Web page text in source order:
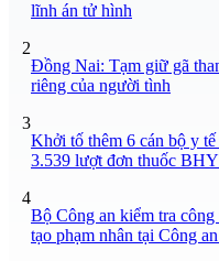
lĩnh án tử hình
2
Đồng Nai: Tạm giữ gã
riêng của người tình
3
Khởi tố thêm 6 cán bộ y
3.539 lượt đơn thuốc
4
Bộ Công an kiểm tra
tạo phạm nhân tại Công